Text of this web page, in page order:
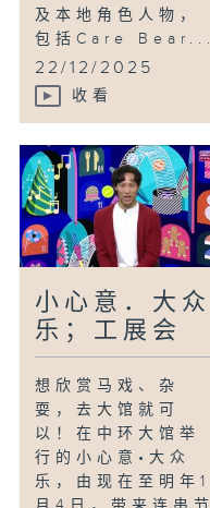
及本地角色人物，
包括Care Bear...
22/12/2025
收看
小心意．大众
乐；工展会
想欣赏马戏、杂
耍，去大馆就可
以！在中环大馆举
行的小心意•大众
乐，由现在至明年1